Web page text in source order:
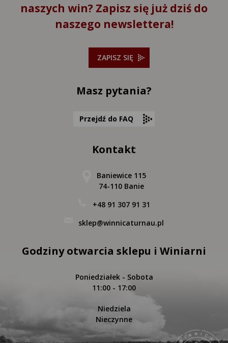
naszych win? Zapisz się już dziś do
naszego newslettera!
ZAPISZ SIĘ
Masz pytania?
Przejdź do FAQ
Kontakt
Baniewice 115
74-110 Banie
+48 91 307 91 31
sklep@winnicaturnau.pl
Godziny otwarcia sklepu i Winiarni
Poniedziałek - Sobota
11:00 - 17:00
Niedziela
Nieczynne